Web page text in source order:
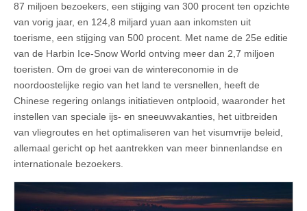
87 miljoen bezoekers, een stijging van 300 procent ten opzichte
van vorig jaar, en 124,8 miljard yuan aan inkomsten uit
toerisme, een stijging van 500 procent. Met name de 25e editie
van de Harbin Ice-Snow World ontving meer dan 2,7 miljoen
toeristen. Om de groei van de wintereconomie in de
noordoostelijke regio van het land te versnellen, heeft de
Chinese regering onlangs initiatieven ontplooid, waaronder het
instellen van speciale ijs- en sneeuwvakanties, het uitbreiden
van vliegroutes en het optimaliseren van het visumvrije beleid,
allemaal gericht op het aantrekken van meer binnenlandse en
internationale bezoekers.